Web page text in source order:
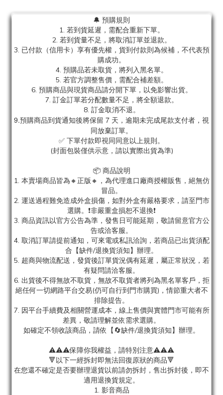
🔔 預購規則
1. 若到貨延遲，需配合重新下單。
2. 若到貨量不足，將取消訂單並退款。
3. 已付款（信用卡）享有優先權，貨到付款則為候補，不代表預
購成功。
4. 預購品若未取貨，將列入黑名單。
5. 若官方調整售價，需配合補差額。
6. 預購商品與現貨商品請分開下單，以免影響出貨。
7. 訂金訂單若分配數量不足，將全額退款。
8. 訂金取消不退。
9.預購商品到貨通知後將保留 7 天，逾期未完成尾款支付者，視
同放棄訂單。
✅ 下單付款即視同同意以上規則。
(封面包裝僅供示意，請以實際出貨為準)
📦 商品說明
1. 本賣場商品皆為🔸正版🔸，為代理進口廠商授權販售，絕無仿
冒品。
2. 運送過程難免造成外盒損傷，如對外盒有嚴格要求，請至門市
選購。❗非嚴重盒損恕不退換❗
3. 商品資訊以官方公告為準，發售日可能延期，敬請留意官方公
告或洽客服。
4. 取消訂單請提前通知，可來電或私訊洽詢，若商品已出貨須配
合【缺件/退換貨須知】辦理。
5. 超商與物流配送，發貨後訂單貨況偶有延遲，屬正常狀況，若
有疑問請洽客服。
6. 出貨後不得無故不取貨，無故不取貨者將列為黑名單客戶，拒
絕任何一切網路平台交易(仍可自行到門市購買)，情節重大者不
排除提告。
7. 因平台手續費及相關營運成本，線上售價與實體門市可能有所
差異，敬請理解並依需求選購。
如確定不領收該商品，請依【🔄缺件/退換貨須知】辦理。
⚠️⚠️⚠️保障你我權益，請特別注意⚠️⚠️⚠️
🔻以下一經拆封即無法回復原狀的商品🔻
在您還不確定是否要辦理退貨以前請勿拆封，售出拆封後，即不
適用退換貨規定。
1. 影音商品